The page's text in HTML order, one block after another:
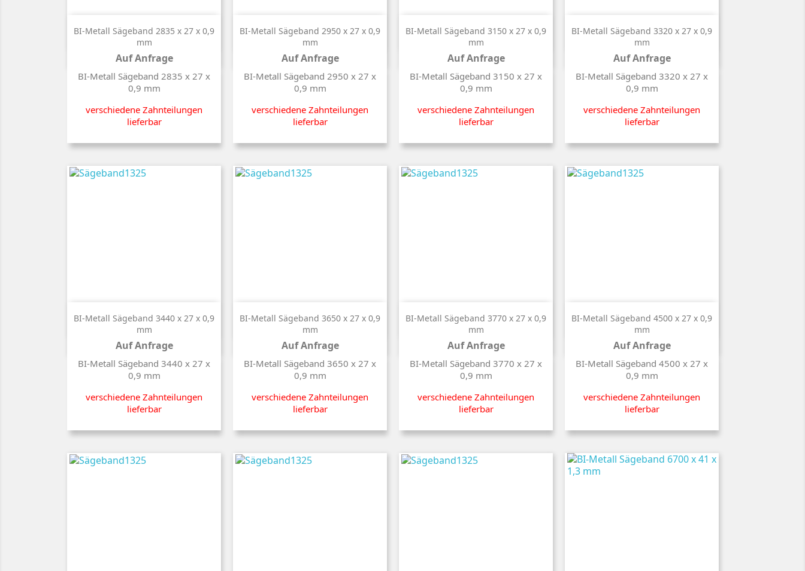
BI-Metall Sägeband 2835 x 27 x 0,9
mm
Auf Anfrage
BI-Metall Sägeband 2835 x 27 x
0,9 mm
verschiedene Zahnteilungen
lieferbar
 Kurzinfo
BI-Metall Sägeband 2950 x 27 x 0,9
mm
Auf Anfrage
BI-Metall Sägeband 2950 x 27 x
0,9 mm
verschiedene Zahnteilungen
lieferbar
 Kurzinfo
BI-Metall Sägeband 3150 x 27 x 0,9
mm
Auf Anfrage
BI-Metall Sägeband 3150 x 27 x
0,9 mm
verschiedene Zahnteilungen
lieferbar
 Kurzinfo
BI-Metall Sägeband 3320 x 27 x 0,9
mm
Auf Anfrage
BI-Metall Sägeband 3320 x 27 x
0,9 mm
verschiedene Zahnteilungen
lieferbar
 Kurzinfo
BI-Metall Sägeband 3440 x 27 x 0,9
mm
Auf Anfrage
BI-Metall Sägeband 3440 x 27 x
0,9 mm
verschiedene Zahnteilungen
lieferbar
 Kurzinfo
BI-Metall Sägeband 3650 x 27 x 0,9
mm
Auf Anfrage
BI-Metall Sägeband 3650 x 27 x
0,9 mm
verschiedene Zahnteilungen
lieferbar
 Kurzinfo
BI-Metall Sägeband 3770 x 27 x 0,9
mm
Auf Anfrage
BI-Metall Sägeband 3770 x 27 x
0,9 mm
verschiedene Zahnteilungen
lieferbar
 Kurzinfo
BI-Metall Sägeband 4500 x 27 x 0,9
mm
Auf Anfrage
BI-Metall Sägeband 4500 x 27 x
0,9 mm
verschiedene Zahnteilungen
lieferbar
 Kurzinfo